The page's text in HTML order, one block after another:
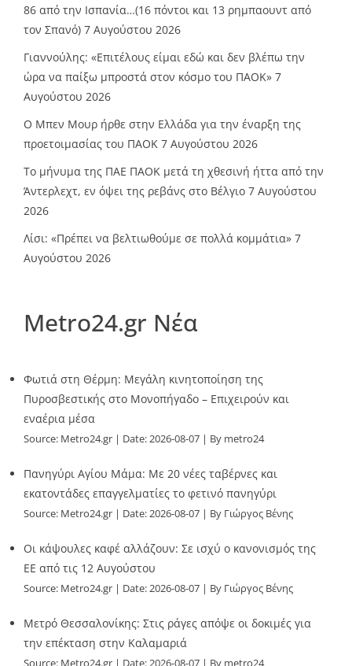
86 από την Ισπανία…(16 πόντοι και 13 ρημπαουντ από
τον Σπανό) 7 Αυγούστου 2026
Γιαννούλης: «Επιτέλους είμαι εδώ και δεν βλέπω την
ώρα να παίξω μπροστά στον κόσμο του ΠΑΟΚ» 7
Αυγούστου 2026
O Mπεν Μουρ ήρθε στην Ελλάδα για την έναρξη της
προετοιμασίας του ΠΑΟΚ 7 Αυγούστου 2026
Το μήνυμα της ΠΑΕ ΠΑΟΚ μετά τη χθεσινή ήττα από την
Άντερλεχτ, εν όψει της ρεβάνς στο Βέλγιο 7 Αυγούστου
2026
Λίσι: «Πρέπει να βελτιωθούμε σε πολλά κομμάτια» 7
Αυγούστου 2026
Metro24.gr Νέα
Φωτιά στη Θέρμη: Μεγάλη κινητοποίηση της
Πυροσβεστικής στο Μονοπήγαδο – Επιχειρούν και
εναέρια μέσα
Source: Metro24.gr Date: 2026-08-07 By metro24
Πανηγύρι Αγίου Μάμα: Με 20 νέες ταβέρνες και
εκατοντάδες επαγγελματίες το φετινό πανηγύρι
Source: Metro24.gr Date: 2026-08-07 By Γιώργος Βένης
Οι κάψουλες καφέ αλλάζουν: Σε ισχύ ο κανονισμός της
ΕΕ από τις 12 Αυγούστου
Source: Metro24.gr Date: 2026-08-07 By Γιώργος Βένης
Μετρό Θεσσαλονίκης: Στις ράγες απόψε οι δοκιμές για
την επέκταση στην Καλαμαριά